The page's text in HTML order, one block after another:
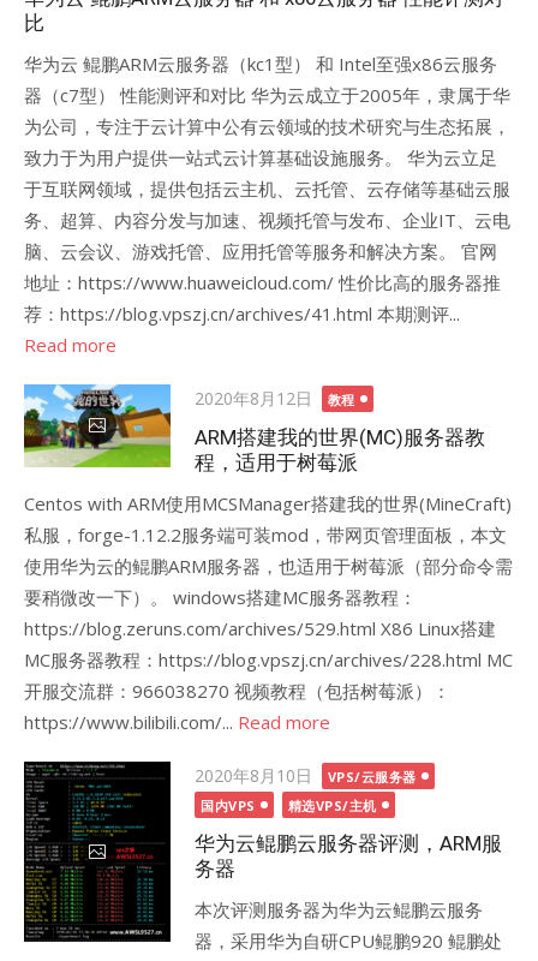
比
华为云 鲲鹏ARM云服务器（kc1型） 和 Intel至强x86云服务
器（c7型） 性能测评和对比 华为云成立于2005年，隶属于华
为公司，专注于云计算中公有云领域的技术研究与生态拓展，
致力于为用户提供一站式云计算基础设施服务。 华为云立足
于互联网领域，提供包括云主机、云托管、云存储等基础云服
务、超算、内容分发与加速、视频托管与发布、企业IT、云电
脑、云会议、游戏托管、应用托管等服务和解决方案。 官网
地址：https://www.huaweicloud.com/ 性价比高的服务器推
荐：https://blog.vpszj.cn/archives/41.html 本期测评...
Read more
Posted
on
2020年8月12日 教程
ARM搭建我的世界(MC)服务器教
程，适用于树莓派
Centos with ARM使用MCSManager搭建我的世界(MineCraft)
私服，forge-1.12.2服务端可装mod，带网页管理面板，本文
使用华为云的鲲鹏ARM服务器，也适用于树莓派（部分命令需
要稍微改一下）。 windows搭建MC服务器教程：
https://blog.zeruns.com/archives/529.html X86 Linux搭建
MC服务器教程：https://blog.vpszj.cn/archives/228.html MC
开服交流群：966038270 视频教程（包括树莓派）：
https://www.bilibili.com/... Read more
Posted
on
2020年8月10日
VPS/云服务器
国内VPS
精选VPS/主机
华为云鲲鹏云服务器评测，ARM服
务器
本次评测服务器为华为云鲲鹏云服务
器，采用华为自研CPU鲲鹏920 鲲鹏处